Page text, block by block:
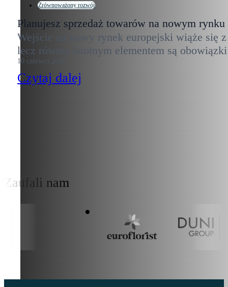
Zrównoważony rozwój
Planujesz sprzedaż towarów na nowym
Wejście na nowy rynek europejski wiąże
lecz równie istotnym elementem są
10 czerwca 2026
Czytaj dalej
Zaufali nam